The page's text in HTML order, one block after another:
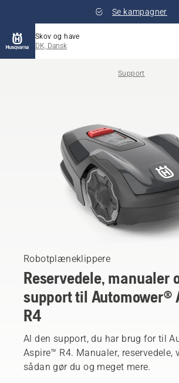
Se kampagner
Skov og have
DK, Dansk
Support
Robotplæneklippere
Reservedele, manualer
support til Automower®
R4
Al den support, du har brug for til
Aspire™ R4. Manualer, reservedele,
sådan gør du og meget mere.